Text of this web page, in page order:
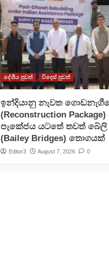
දේශීය පුවත් විදෙස් පුවත්
ඉන්දියානු නැවත
(Reconstruction
පැකේජය යටතේ තවත් බේලි
(Bailey Bridges) තොගයක්
Editor3 August 7, 2026 0